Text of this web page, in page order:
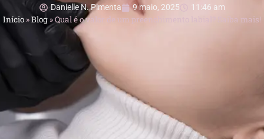
Danielle N. Pimenta 9 maio, 2025 11:46 am
Início »Blog »Qual é o valor de um preenchimento labial? Saiba mais!